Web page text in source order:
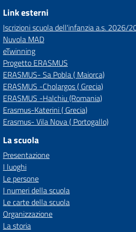
Link esterni
Iscrizioni scuola dell'infanzia a.s. 2026/
Nuvola MAD
eTwinning
Progetto ERASMUS
ERASMUS- Sa Pobla ( Maiorca)
ERASMUS -Cholargos ( Grecia)
ERASMUS -Halchiu (Romania)
Erasmus-Katerini ( Grecia)
Erasmus- Vila Nova ( Portogallo)
La scuola
Presentazione
I luoghi
Le persone
I numeri della scuola
Le carte della scuola
Organizzazione
La storia